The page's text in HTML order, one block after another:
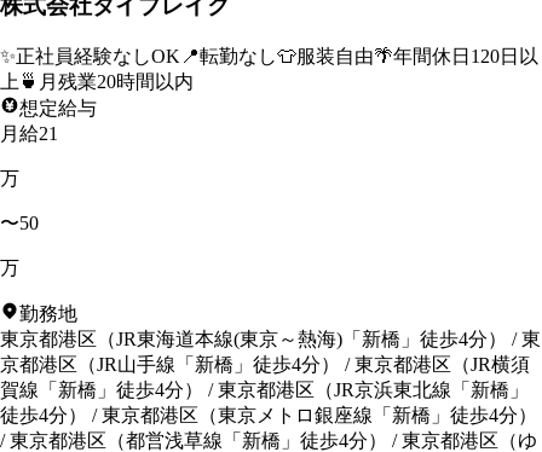
株式会社タイブレイク
✨正社員経験なしOK 📍転勤なし👕服装自由🌴年間休日120日以
上 🍵 月残業20時間以内
想定給与
月給21
万
〜50
万
勤務地
東京都港区 （JR東海道本線(東京～熱海)「新橋」徒歩4分） /東
京都港区 （JR山手線「新橋」徒歩4分） /東京都港区 （JR横須
賀線「新橋」徒歩4分） /東京都港区 （JR京浜東北線「新橋」
徒歩4分） /東京都港区 （東京メトロ銀座線「新橋」徒歩4分）
/東京都港区 （都営浅草線「新橋」徒歩4分） /東京都港区 （ゆ